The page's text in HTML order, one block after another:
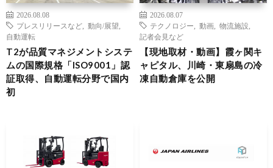
2026.08.08
プレスリリースなど
動向/展望
自動運転
T2が品質マネジメントシステ
ムの国際規格「ISO9001」認
証取得、自動運転分野で国内
初
2026.08.07
テクノロジー
動画 物流施設
記者会見など
【現地取材・動画】霞ヶ関キ
ャピタル、川崎・東扇島の冷
凍自動倉庫を公開